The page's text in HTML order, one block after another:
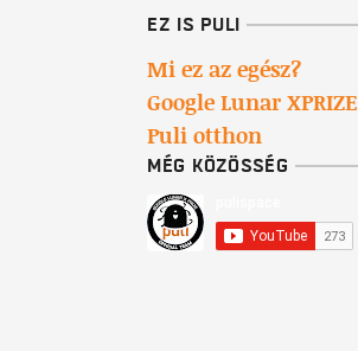
EZ IS PULI
Mi ez az egész?
Google Lunar XPRIZE
Puli otthon
MÉG KÖZÖSSÉG